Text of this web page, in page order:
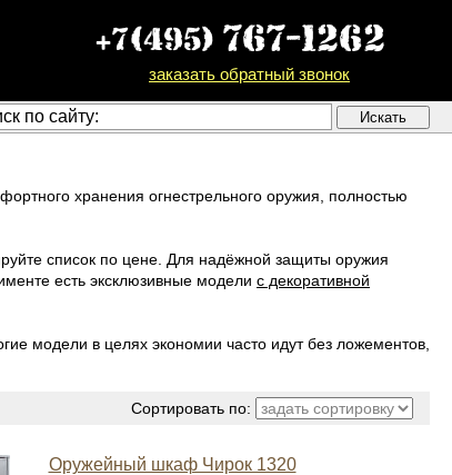
заказать обратный звонок
хранения огнестрельного оружия, полностью
список по цене. Для надёжной защиты оружия
есть эксклюзивные модели с декоративной
модели в целях экономии часто идут без ложементов,
Сортировать по:
Оружейный шкаф Чирок 1320